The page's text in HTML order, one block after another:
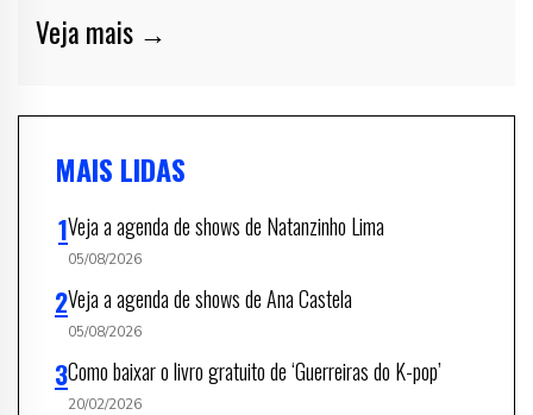
Veja mais →
MAIS LIDAS
Veja a agenda de shows de Natanzinho Lima
05/08/2026
Veja a agenda de shows de Ana Castela
05/08/2026
Como baixar o livro gratuito de ‘Guerreiras do K-pop’
20/02/2026